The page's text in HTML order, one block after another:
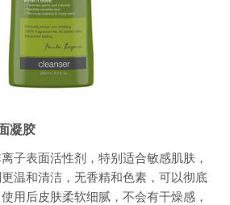
凝胶
子表面活性剂，特别适合敏感肌肤，
温和清洁，无香精和色素，可以彻底
用后皮肤柔软细腻，不会有干燥感，